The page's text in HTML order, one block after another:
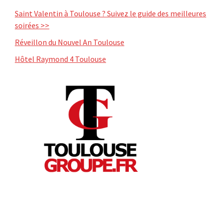
Saint Valentin à Toulouse ? Suivez le guide des meilleures
soirées >>
Réveillon du Nouvel An Toulouse
Hôtel Raymond 4 Toulouse